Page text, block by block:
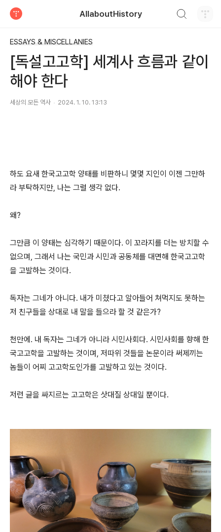
AllaboutHistory
ESSAYS & MISCELLANIES
[독설고고학] 세계사 흐름과 같이
해야 한다
세상의 모든 역사 2024. 1. 10. 13:13
하도 요새 한국고고학 양태를 비판하니 몇몇 지인이 이젠 그만하
라 부탁하지만, 나는 그럴 생각 없다.
왜?
그만큼 이 양태는 심각하기 때문이다. 이 꼬라지를 더는 방치할 수
없으며, 그래서 나는 국민과 시민과 공동체를 대면해 한국고고학
을 고발하는 것이다.
독자는 그네가 아니다. 내가 미쳤다고 알아들어 쳐먹지도 못하는
저 친구들을 상대로 내 말을 들으라 할 것 같은가?
천만에. 내 독자는 그네가 아니라 시민사회다. 시민사회를 향해 한
국고고학을 고발하는 것이며, 저따위 것들을 논문이라 써제끼는
놈들이 어찌 고고학도인가를 고발하고 있는 것이다.
저런 글을 싸지르는 고고학은 삿대질 상대일 뿐이다.